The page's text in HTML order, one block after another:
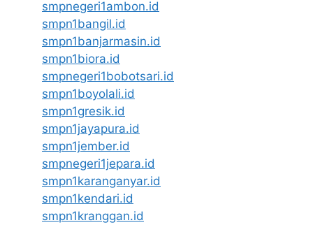
smpnegeri1ambon.id
smpn1bangil.id
smpn1banjarmasin.id
smpn1biora.id
smpnegeri1bobotsari.id
smpn1boyolali.id
smpn1gresik.id
smpn1jayapura.id
smpn1jember.id
smpnegeri1jepara.id
smpn1karanganyar.id
smpn1kendari.id
smpn1kranggan.id